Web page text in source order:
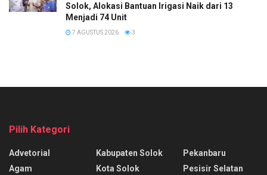
Solok, Alokasi Bantuan Irigasi Naik dari 13
Menjadi 74 Unit
7 AGUSTUS 2026 3
Pilih Kategori
Advetorial
Agam
Kabupaten Solok
Kota Solok
Pekanbaru
Pesisir Selatan